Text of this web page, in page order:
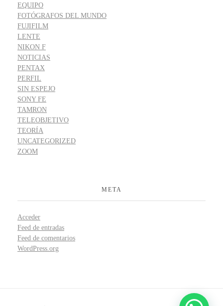
EQUIPO
FOTÓGRAFOS DEL MUNDO
FUJIFILM
LENTE
NIKON F
NOTICIAS
PENTAX
PERFIL
SIN ESPEJO
SONY FE
TAMRON
TELEOBJETIVO
TEORÍA
UNCATEGORIZED
ZOOM
META
Acceder
Feed de entradas
Feed de comentarios
WordPress.org